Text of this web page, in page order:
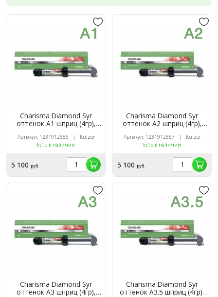
Charisma Diamond Syr
оттенок A1 шприц (4гр),
Артикул: 1231912656 | Kulzer
Есть в наличии
5 100 руб.
Charisma Diamond Syr
оттенок A2 шприц (4гр),
Артикул: 1231912657 | Kulzer
Есть в наличии
5 100 руб.
Charisma Diamond Syr
оттенок A3 шприц (4гр),
Charisma Diamond Syr
оттенок A3.5 шприц (4гр),